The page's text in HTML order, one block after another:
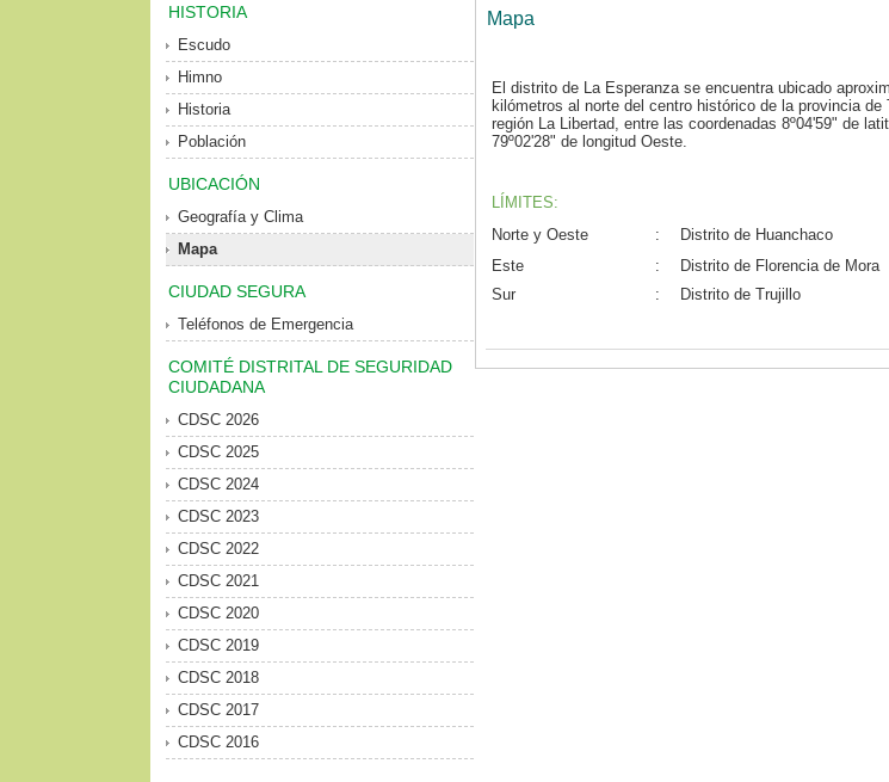
HISTORIA
Escudo
Himno
Historia
Población
UBICACIÓN
Geografía y Clima
Mapa
CIUDAD SEGURA
Teléfonos de Emergencia
COMITÉ DISTRITAL DE SEGURIDAD
CIUDADANA
CDSC 2026
CDSC 2025
CDSC 2024
CDSC 2023
CDSC 2022
CDSC 2021
CDSC 2020
CDSC 2019
CDSC 2018
CDSC 2017
CDSC 2016
Mapa
El distrito de La Esperanza se encuentra ubicado
kilómetros al norte del centro histórico de la provincia de
región La Libertad, entre las coordenadas 8º04'59" de
79º02'28" de longitud Oeste.
LÍMITES:
Norte y Oeste
:
Distrito de Huanchaco
Este
:
Distrito de Florencia de Mora
Sur
: Distrito de Trujillo